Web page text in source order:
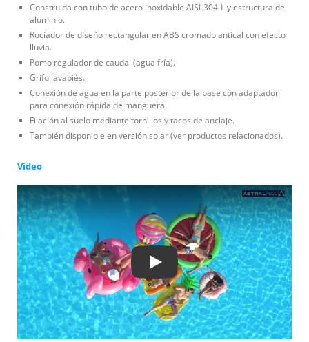
Construida con tubo de acero inoxidable AISI-304-L y estructura de
aluminio.
Rociador de diseño rectangular en ABS cromado antical con efecto
lluvia.
Pomo regulador de caudal (agua fría).
Grifo lavapiés.
Conexión de agua en la parte posterior de la base con adaptador
para conexión rápida de manguera.
Fijación al suelo mediante tornillos y tacos de anclaje.
También disponible en versión solar (ver productos relacionados).
Vídeo
Play